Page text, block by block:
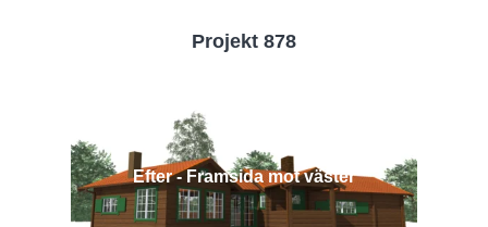
Projekt 878
Efter - Framsida mot väster